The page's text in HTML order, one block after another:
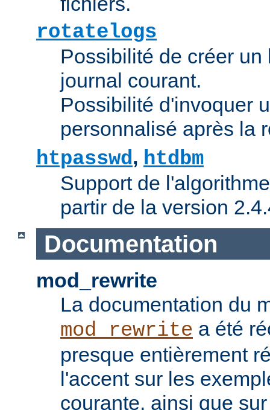
rotatelogs
Possibilité de créer
journal courant.
Possibilité d'invoquer
personnalisé après la
htpasswd, htdbm
Support de
partir de la version
Documentation
mod_rewrite
La documentation du
mod_rewrite a été
presque entièrement
l'accent sur les
courante, ainsi que